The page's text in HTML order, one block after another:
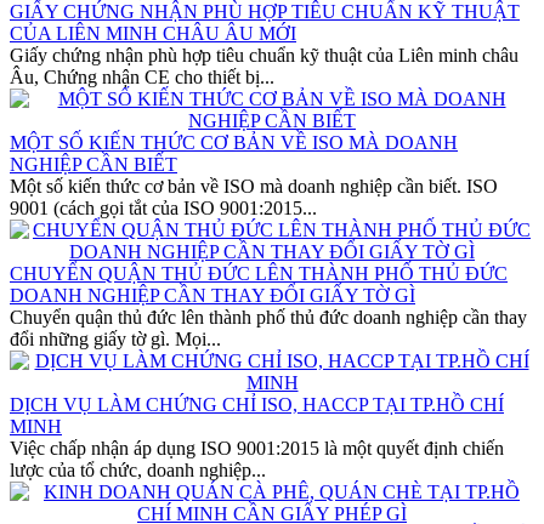
GIẤY CHỨNG NHẬN PHÙ HỢP TIÊU CHUẨN KỸ THUẬT
CỦA LIÊN MINH CHÂU ÂU MỚI
Giấy chứng nhận phù hợp tiêu chuẩn kỹ thuật của Liên minh châu
Âu, Chứng nhận CE cho thiết bị...
MỘT SỐ KIẾN THỨC CƠ BẢN VỀ ISO MÀ DOANH
NGHIỆP CẦN BIẾT
Một số kiến thức cơ bản về ISO mà doanh nghiệp cần biết. ISO
9001 (cách gọi tắt của ISO 9001:2015...
CHUYỂN QUẬN THỦ ĐỨC LÊN THÀNH PHỐ THỦ ĐỨC
DOANH NGHIỆP CẦN THAY ĐỔI GIẤY TỜ GÌ
Chuyển quận thủ đức lên thành phố thủ đức doanh nghiệp cần thay
đổi những giấy tờ gì. Mọi...
DỊCH VỤ LÀM CHỨNG CHỈ ISO, HACCP TẠI TP.HỒ CHÍ
MINH
Việc chấp nhận áp dụng ISO 9001:2015 là một quyết định chiến
lược của tổ chức, doanh nghiệp...